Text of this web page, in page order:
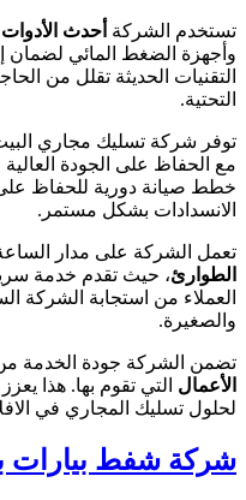
تستخدم الشركة أحدث الأدوات
وأجهزة الضغط المائي لضمان
التقنيات الحديثة تقلل من
التحتية.
توفر شركة تسليك مجاري
مع الحفاظ على الجودة
خطط صيانة دورية للحفاظ
الانسدادات بشكل مستمر.
تعمل الشركة على مدار الساعة
الطوارئ، حيث تقدم خدمة
العملاء من استجابة الشركة
والصغيرة.
تضمن الشركة جودة الخدمة
الأعمال التي تقوم بها. هذا
لحلول تسليك المجاري في
شركة شفط بيارات